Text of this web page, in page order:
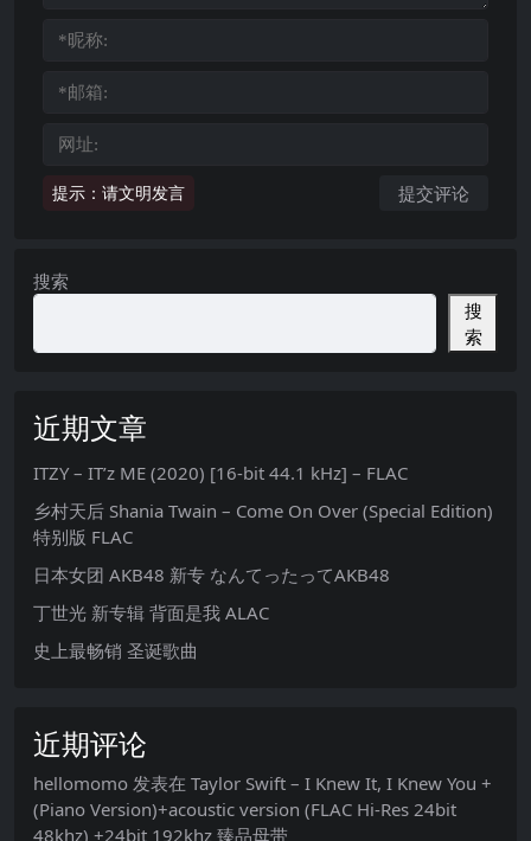
提示：请文明发言
搜索
搜
索
近期文章
ITZY – IT’z ME (2020) [16-bit 44.1 kHz] – FLAC
乡村天后 Shania Twain – Come On Over (Special Edition)
特别版 FLAC
日本女团 AKB48 新专 なんてったってAKB48
丁世光 新专辑 背面是我 ALAC
史上最畅销 圣诞歌曲
近期评论
hellomomo 发表在 Taylor Swift – I Knew It, I Knew You +
(Piano Version)+acoustic version (FLAC Hi-Res 24bit
48khz) +24bit 192khz 臻品母带